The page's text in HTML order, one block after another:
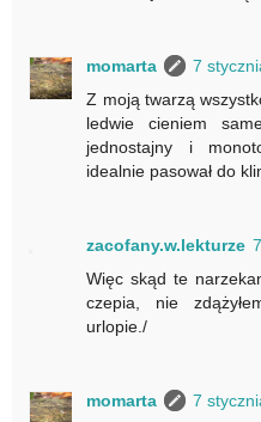
momarta
7
Z moją twarzą
ledwie cieniem
jednostajny i
idealnie pasował do
zacofany.w.lekturze
Więc skąd te
czepia, nie
urlopie./
momarta
7